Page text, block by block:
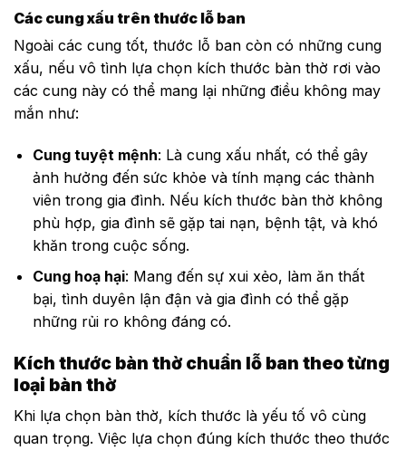
Các cung xấu trên thước lỗ ban
Ngoài các cung tốt, thước lỗ ban còn có những cung
xấu, nếu vô tình lựa chọn kích thước bàn thờ rơi vào
các cung này có thể mang lại những điều không may
mắn như:
Cung tuyệt mệnh: Là cung xấu nhất, có thể gây
ảnh hưởng đến sức khỏe và tính mạng các thành
viên trong gia đình. Nếu kích thước bàn thờ không
phù hợp, gia đình sẽ gặp tai nạn, bệnh tật, và khó
khăn trong cuộc sống.
Cung hoạ hại: Mang đến sự xui xẻo, làm ăn thất
bại, tình duyên lận đận và gia đình có thể gặp
những rủi ro không đáng có.
Kích thước bàn thờ chuẩn lỗ ban theo từng
loại bàn thờ
Khi lựa chọn bàn thờ, kích thước là yếu tố vô cùng
quan trọng. Việc lựa chọn đúng kích thước theo thước